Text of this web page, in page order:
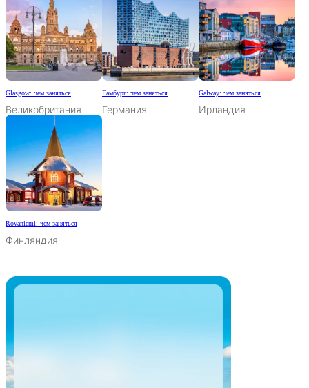
Glasgow: чем заняться
Великобритания
Гамбург: чем заняться
Германия
Galway: чем заняться
Ирландия
Rovaniemi: чем заняться
Финляндия